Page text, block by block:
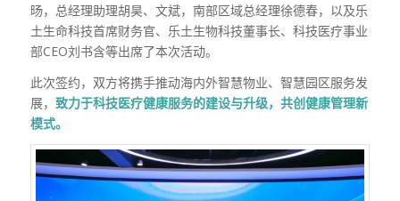
旸，总经理助理胡昊、文斌，南部区域总经理徐德春，以及乐
土生命科技首席财务官、乐土生物科技董事长、科技医疗事业
部CEO刘书含等出席了本次活动。
此次签约，双方将携手推动海内外智慧物业、智慧园区服务发
展， 致力于科技医疗健康服务的建设与升级，共创健康管理新
模式。